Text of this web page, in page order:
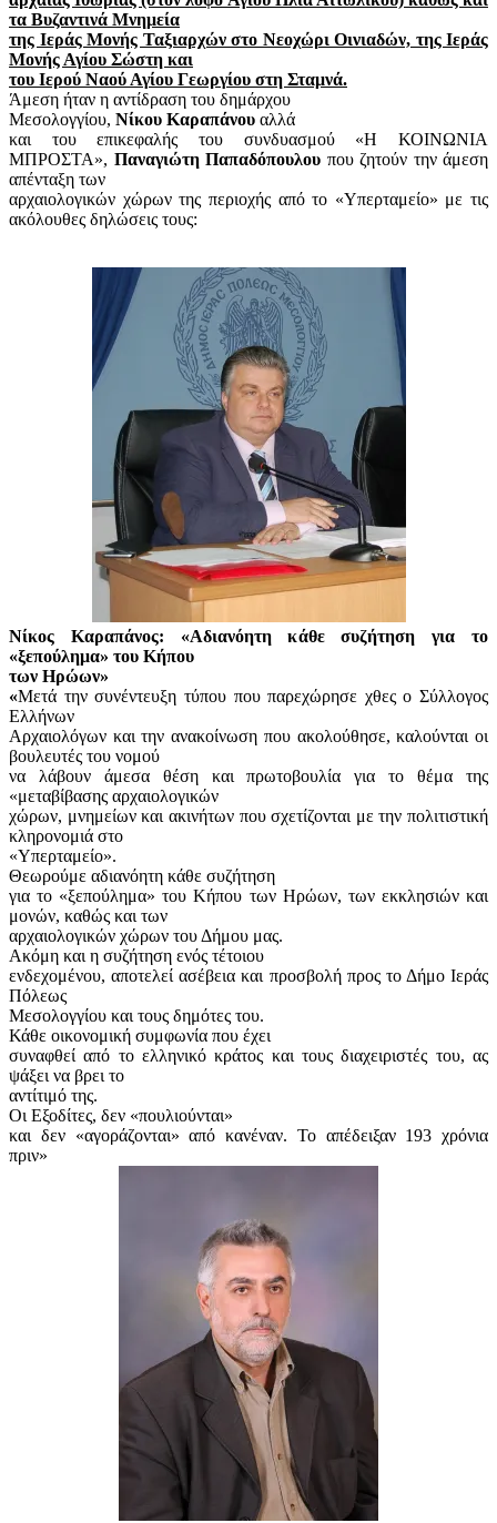
τα Βυζαντινά Μνημεία
της Ιεράς Μονής Ταξιαρχών στο Νεοχώρι Οινιαδών, της Ιεράς
Μονής Αγίου Σώστη και
του Ιερού Ναού Αγίου Γεωργίου στη Σταμνά.
Άμεση ήταν η αντίδραση του δημάρχου
Μεσολογγίου, Νίκου Καραπάνου αλλά
και του επικεφαλής του συνδυασμού «Η ΚΟΙΝΩΝΙΑ
ΜΠΡΟΣΤΑ», Παναγιώτη Παπαδόπουλου που ζητούν την άμεση
απένταξη των
αρχαιολογικών χώρων της περιοχής από το «Υπερταμείο» με τις
ακόλουθες δηλώσεις τους:
Νίκος Καραπάνος: «Αδιανόητη κάθε συζήτηση για το
«ξεπούλημα» του Κήπου
των Ηρώων»
«Μετά την συνέντευξη τύπου που παρεχώρησε χθες ο Σύλλογος
Ελλήνων
Αρχαιολόγων και την ανακοίνωση που ακολούθησε, καλούνται οι
βουλευτές του νομού
να λάβουν άμεσα θέση και πρωτοβουλία για το θέμα της
«μεταβίβασης αρχαιολογικών
χώρων, μνημείων και ακινήτων που σχετίζονται με την πολιτιστική
κληρονομιά στο
«Υπερταμείο».
Θεωρούμε αδιανόητη κάθε συζήτηση
για το «ξεπούλημα» του Κήπου των Ηρώων, των εκκλησιών και
μονών, καθώς και των
αρχαιολογικών χώρων του Δήμου μας.
Ακόμη και η συζήτηση ενός τέτοιου
ενδεχομένου, αποτελεί ασέβεια και προσβολή προς το Δήμο Ιεράς
Πόλεως
Μεσολογγίου και τους δημότες του.
Κάθε οικονομική συμφωνία που έχει
συναφθεί από το ελληνικό κράτος και τους διαχειριστές του, ας
ψάξει να βρει το
αντίτιμό της.
Οι Εξοδίτες, δεν «πουλιούνται»
και δεν «αγοράζονται» από κανέναν. Το απέδειξαν 193 χρόνια
πριν»